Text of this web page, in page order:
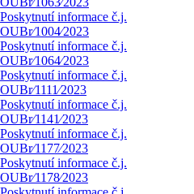
Poskytnutí informace č.j.
OUBr⁄1004⁄2023
Poskytnutí informace č.j.
OUBr⁄1064⁄2023
Poskytnutí informace č.j.
OUBr⁄1111⁄2023
Poskytnutí informace č.j.
OUBr⁄1141⁄2023
Poskytnutí informace č.j.
OUBr⁄1177⁄2023
Poskytnutí informace č.j.
OUBr⁄1178⁄2023